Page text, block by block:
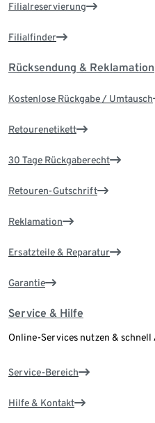
Filialreservierung
Filialfinder
Rücksendung & Reklamation
Kostenlose Rückgabe / Umtausch
Retourenetikett
30 Tage Rückgaberecht
Retouren-Gutschrift
Reklamation
Ersatzteile & Reparatur
Garantie
Service & Hilfe
Online-Services nutzen &
Service-Bereich
Hilfe & Kontakt